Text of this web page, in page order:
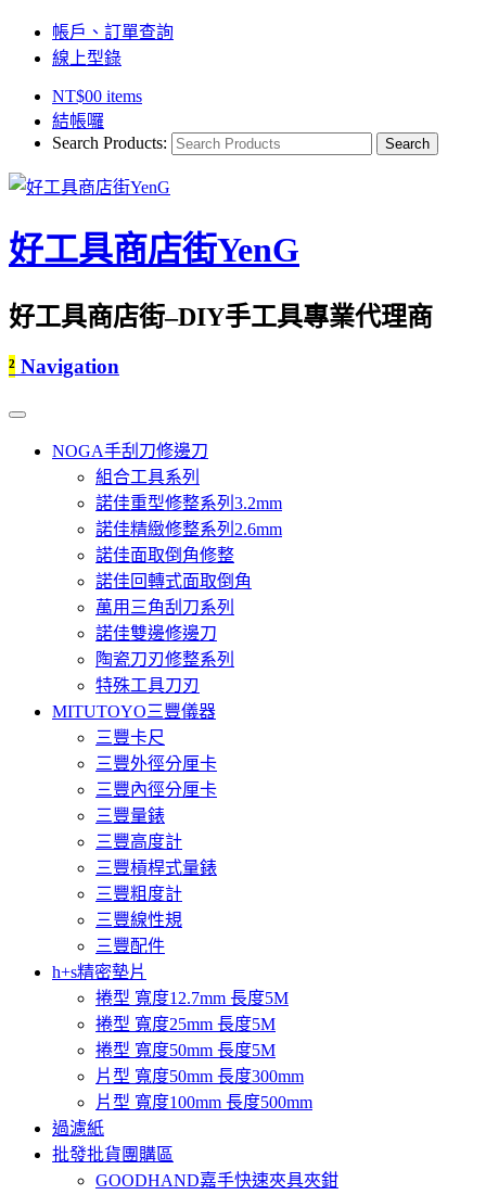
帳戶、訂單查詢
線上型錄
NT$00 items
結帳囉
Search Products:
好工具商店街YenG
好工具商店街–DIY手工具專業代理商
² Navigation
NOGA手刮刀修邊刀
組合工具系列
諾佳重型修整系列3.2mm
諾佳精緻修整系列2.6mm
諾佳面取倒角修整
諾佳回轉式面取倒角
萬用三角刮刀系列
諾佳雙邊修邊刀
陶瓷刀刃修整系列
特殊工具刀刃
MITUTOYO三豐儀器
三豐卡尺
三豐外徑分厘卡
三豐內徑分厘卡
三豐量錶
三豐高度計
三豐槓桿式量錶
三豐粗度計
三豐線性規
三豐配件
h+s精密墊片
捲型 寬度12.7mm 長度5M
捲型 寬度25mm 長度5M
捲型 寬度50mm 長度5M
片型 寬度50mm 長度300mm
片型 寬度100mm 長度500mm
過濾紙
批發批貨團購區
GOODHAND嘉手快速夾具夾鉗